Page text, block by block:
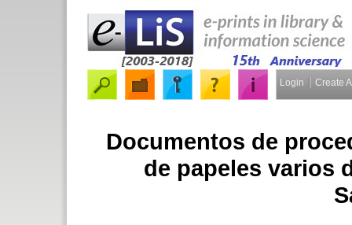
Login Create
Documentos de
de papeles varios